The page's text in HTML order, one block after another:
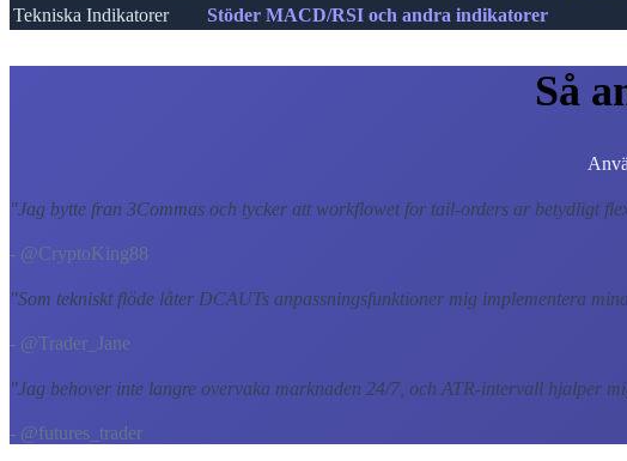
Tekniska Indikatorer
Stöder MACD/RSI och andra indikatorer
Så
"Jag bytte fran 3Commas och tycker att workflowet for tail-orders ar betydligt
- @CryptoKing88
"Som tekniskt flöde låter DCAUTs anpassningsfunktioner mig implementera
- @Trader_Jane
"Jag behover inte langre overvaka marknaden 24/7, och ATR-intervall hjalper
- @futures_trader